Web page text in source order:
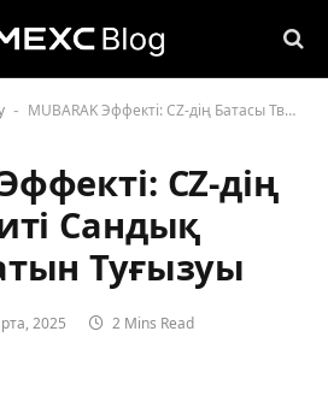
- MUBARAK Эффекті: CZ-дің Батасы Твиті Сандық Алтын Қуатын Туғызуы
CZ-дің
Сандық
Туғызуы
2025 2 Mins Read